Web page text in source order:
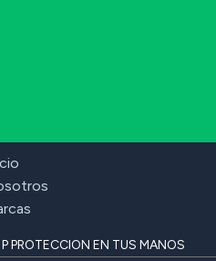
PROTECCION EN TUS MANOS